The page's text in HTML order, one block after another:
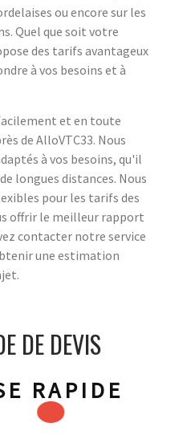
ou encore sur les
Quel que soit votre
des tarifs avantageux
à vos besoins et à
et en toute
de AlloVTC33. Nous
à vos besoins, qu'il
longues distances. Nous
pour les tarifs des
offrir le meilleur rapport
contacter notre service
une estimation
DE DEVIS
RAPIDE